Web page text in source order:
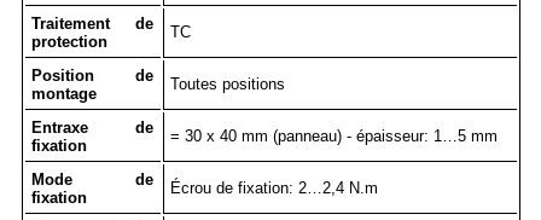
Traitement de
protection
TC
Position de
montage
Toutes positions
Entraxe de
fixation
= 30 x 40 mm (panneau) - épaisseur: 1…5 mm
Mode de
fixation
Écrou de fixation: 2…2,4 N.m